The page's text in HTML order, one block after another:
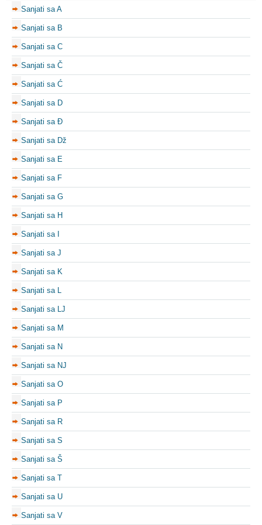
Sanjati sa A
Sanjati sa B
Sanjati sa C
Sanjati sa Č
Sanjati sa Ć
Sanjati sa D
Sanjati sa Đ
Sanjati sa Dž
Sanjati sa E
Sanjati sa F
Sanjati sa G
Sanjati sa H
Sanjati sa I
Sanjati sa J
Sanjati sa K
Sanjati sa L
Sanjati sa LJ
Sanjati sa M
Sanjati sa N
Sanjati sa NJ
Sanjati sa O
Sanjati sa P
Sanjati sa R
Sanjati sa S
Sanjati sa Š
Sanjati sa T
Sanjati sa U
Sanjati sa V